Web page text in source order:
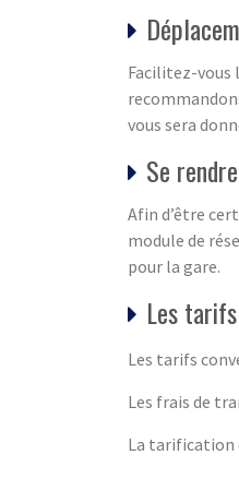
Facilitez-vous
vous sera
Se
Afin d’être
module de
pour la gare.
Les
Les tarifs
Les frais de
La tarification